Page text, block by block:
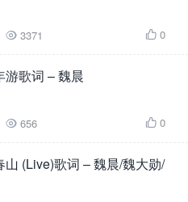
 3371  0
游歌词 – 魏晨
 656  0
山 (Live)歌词 – 魏晨/魏大勋/